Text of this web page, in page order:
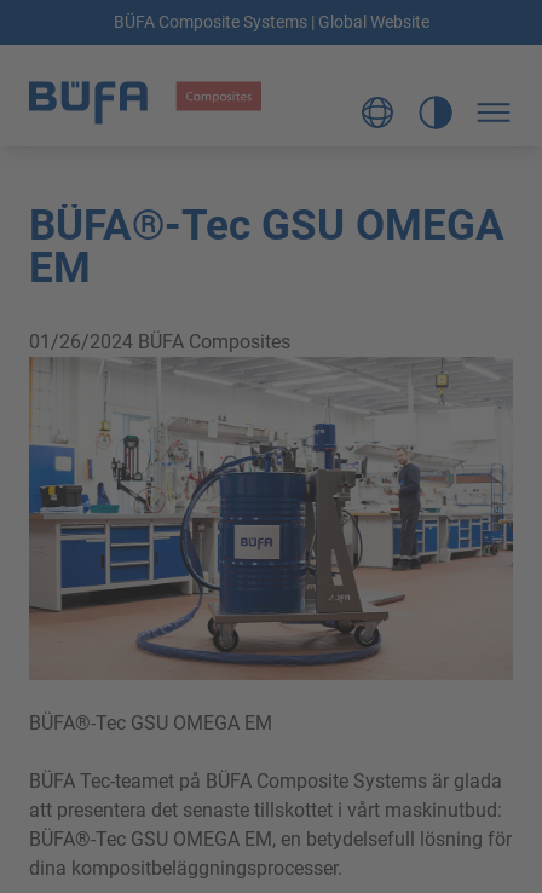
BÜFA Composite Systems | Global Website
BÜFA®-Tec GSU OMEGA
EM
01/26/2024 BÜFA Composites
BÜFA®-Tec GSU OMEGA EM
BÜFA Tec-teamet på BÜFA Composite Systems är glada
att presentera det senaste tillskottet i vårt maskinutbud:
BÜFA®-Tec GSU OMEGA EM, en betydelsefull lösning för
dina kompositbeläggningsprocesser.